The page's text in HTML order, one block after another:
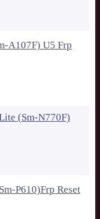
A107F) U5 Frp
(Sm-N770F)
P610)Frp Reset